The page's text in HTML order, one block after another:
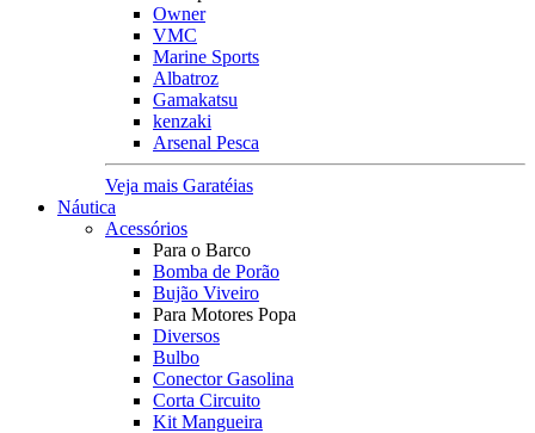
Owner
VMC
Marine Sports
Albatroz
Gamakatsu
kenzaki
Arsenal Pesca
Veja mais Garatéias
Náutica
Acessórios
Para o Barco
Bomba de Porão
Bujão Viveiro
Para Motores Popa
Diversos
Bulbo
Conector Gasolina
Corta Circuito
Kit Mangueira